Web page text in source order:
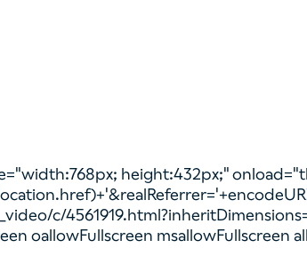
height:432px;"
c/
oallowFullscreen msallowFullscreen